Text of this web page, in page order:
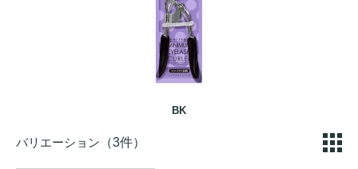
BK
バリエーション （3件）